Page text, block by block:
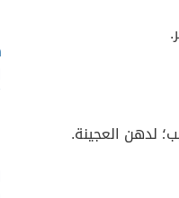
لدهن العجينة.